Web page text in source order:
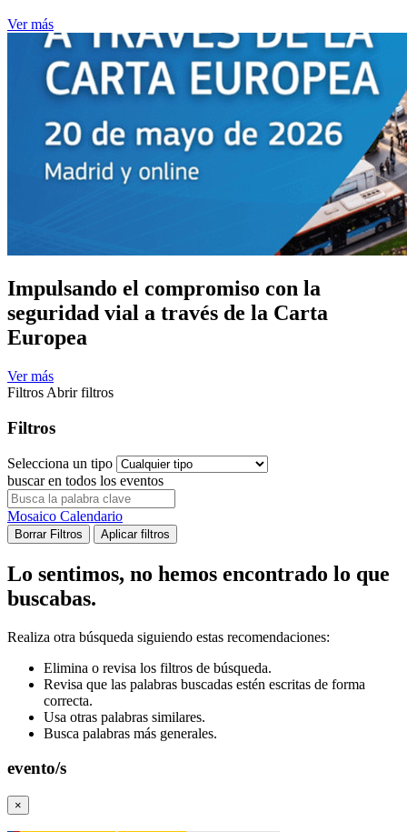
Ver más
Impulsando el compromiso con la
seguridad vial a través de la Carta
Europea
Ver más
Filtros Abrir filtros
Filtros
Selecciona un tipo
buscar en todos los eventos
Mosaico Calendario
Borrar Filtros Aplicar filtros
Lo sentimos, no hemos encontrado lo que
buscabas.
Realiza otra búsqueda siguiendo estas recomendaciones:
Elimina o revisa los filtros de búsqueda.
Revisa que las palabras buscadas estén escritas de forma
correcta.
Usa otras palabras similares.
Busca palabras más generales.
evento/s
×